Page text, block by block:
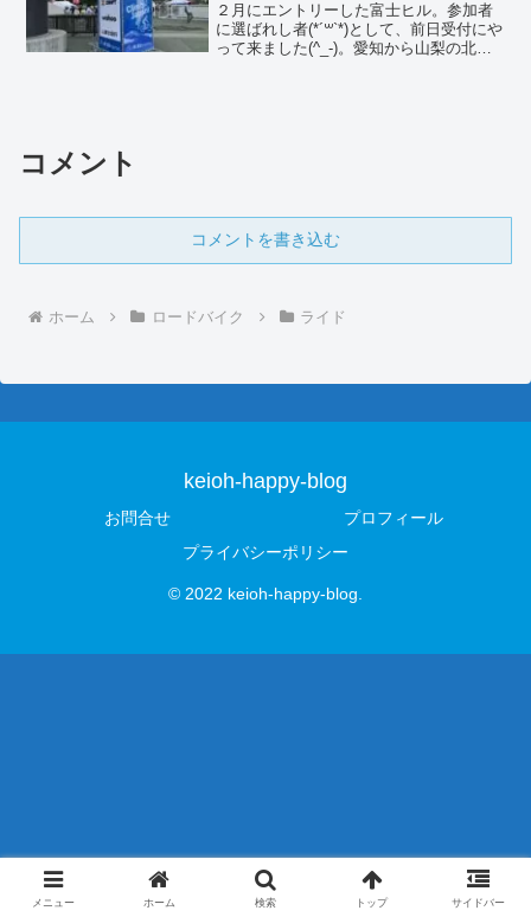
２月にエントリーした富士ヒル。参加者
に選ばれし者(*´꒳`*)として、前日受付にや
って来ました(^_-)。愛知から山梨の北麓
コメント
コメントを書き込む
ホーム ロードバイク ライド
keioh-happy-blog
お問合せ
プロフィール
プライバシーポリシー
© 2022 keioh-happy-blog.
メニュー ホーム 検索 トップ サイドバー